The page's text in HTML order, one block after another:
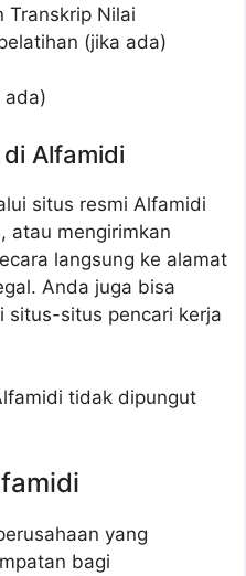
Transkrip Nilai
(jika ada)
ada)
Alfamidi
situs resmi Alfamidi
atau mengirimkan
langsung ke alamat
Anda juga bisa
situs-situs pencari kerja
tidak dipungut
yang
bagi